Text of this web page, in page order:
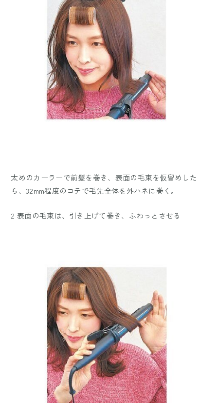
太めのカーラーで前髪を巻き、表面の毛束を仮留めした
ら、32mm程度のコテで毛先全体を外ハネに巻く。
2 表面の毛束は、引き上げて巻き、ふわっとさせる